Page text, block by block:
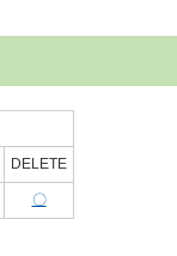
DELETE
〇